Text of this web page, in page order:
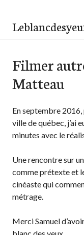
contenu
Filmer
Matteau
En septembre
ville de québec, j’ai
minutes avec le
Une rencontre sur
comme prétexte et
cinéaste qui
métrage.
Merci Samuel